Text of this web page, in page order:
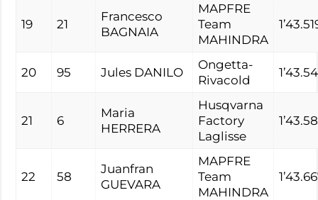
19 21
Francesco
BAGNAIA
MAPFRE
Team
MAHINDRA
20 95 Jules DANILO
Ongetta-
Rivacold
21 6
Maria
HERRERA
Husqvarna
Factory
Laglisse
22 58
Juanfran
GUEVARA
MAPFRE
Team
MAHINDRA